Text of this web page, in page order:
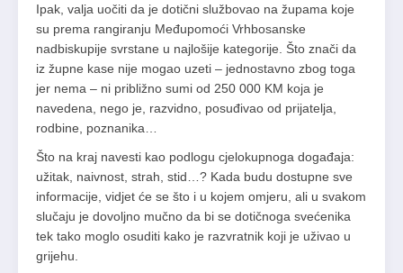
Ipak, valja uočiti da je dotični službovao na župama koje
su prema rangiranju Međupomoći Vrhbosanske
nadbiskupije svrstane u najlošije kategorije. Što znači da
iz župne kase nije mogao uzeti – jednostavno zbog toga
jer nema – ni približno sumi od 250 000 KM koja je
navedena, nego je, razvidno, posuđivao od prijatelja,
rodbine, poznanika…
Što na kraj navesti kao podlogu cjelokupnoga događaja:
užitak, naivnost, strah, stid…? Kada budu dostupne sve
informacije, vidjet će se što i u kojem omjeru, ali u svakom
slučaju je dovoljno mučno da bi se dotičnoga svećenika
tek tako moglo osuditi kako je razvratnik koji je uživao u
grijehu.